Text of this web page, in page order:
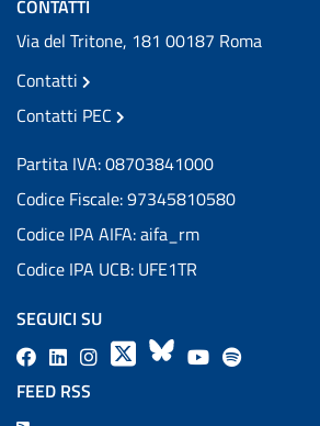
CONTATTI
Via del Tritone, 181 00187 Roma
Contatti
Contatti PEC
Partita IVA: 08703841000
Codice Fiscale: 97345810580
Codice IPA AIFA: aifa_rm
Codice IPA UCB: UFE1TR
SEGUICI SU
F
a
L
i
X
B
Y l
FEED RSS